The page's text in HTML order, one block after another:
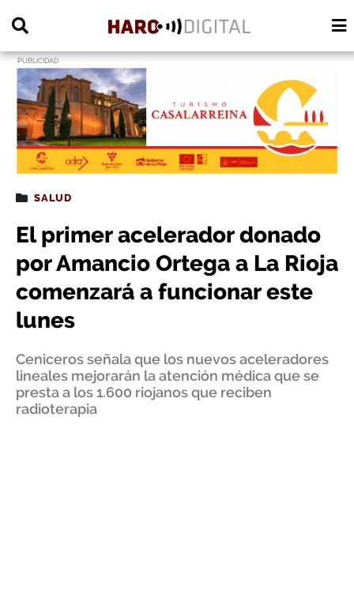
PUBLICIDAD
SALUD
El primer acelerador donado
por Amancio Ortega a La Rioja
comenzará a funcionar este
lunes
Ceniceros señala que los nuevos aceleradores
lineales mejorarán la atención médica que se
presta a los 1.600 riojanos que reciben
radioterapia